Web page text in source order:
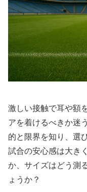
激しい接触で耳や額
アを着けるべきか迷
的と限界を知り、選
試合の安心感は大き
か、サイズはどう測
ょうか？